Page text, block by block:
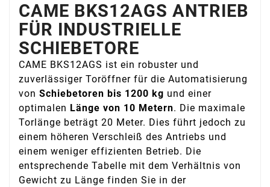
CAME BKS12AGS ANTRIEB
FÜR INDUSTRIELLE
SCHIEBETORE
CAME BKS12AGS ist ein robuster und
zuverlässiger Toröffner für die Automatisierung
von Schiebetoren bis 1200 kg und einer
optimalen Länge von 10 Metern. Die maximale
Torlänge beträgt 20 Meter. Dies führt jedoch zu
einem höheren Verschleiß des Antriebs und
einem weniger effizienten Betrieb. Die
entsprechende Tabelle mit dem Verhältnis von
Gewicht zu Länge finden Sie in der